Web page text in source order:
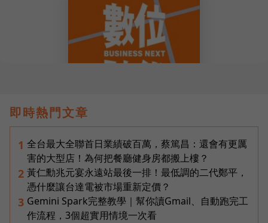
即時熱門文章
1 全台最大全聯首日業績破百萬，蔡篤昌：還會有更厲
害的大型店！為何把餐廳健身房都搬上樓？
2 黃仁勳兆元宴永遠站最後一排！最低調的二代鄭平，
憑什麼讓台達電被市場重新定價？
3 Gemini Spark完整教學｜幫你讀Gmail、自動跑完工
作流程，3個超實用情境一次看